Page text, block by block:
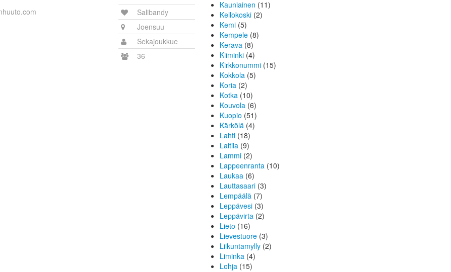
Salibandy
Joensuu
Sekajoukkue
36
Kauniainen (11)
Kellokoski (2)
Kemi (5)
Kempele (8)
Kerava (8)
Kiiminki (4)
Kirkkonummi (15)
Kokkola (5)
Koria (2)
Kotka (10)
Kouvola (6)
Kuopio (51)
Kärkölä (4)
Lahti (18)
Laitila (9)
Lammi (2)
Lappeenranta (10)
Laukaa (6)
Lauttasaari (3)
Lempäälä (7)
Leppävesi (3)
Leppävirta (2)
Lieto (16)
Lievestuore (3)
Liikuntamylly (2)
Liminka (4)
Lohja (15)